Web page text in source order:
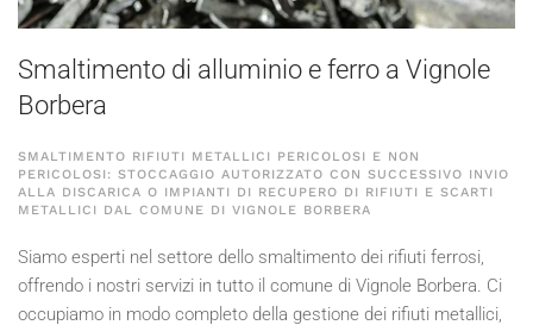
Smaltimento di alluminio e ferro a Vignole
Borbera
SMALTIMENTO RIFIUTI METALLICI PERICOLOSI E NON
PERICOLOSI: STOCCAGGIO AUTORIZZATO CON SUCCESSIVO INVIO
ALLA DISCARICA O IMPIANTI DI RECUPERO DI RIFIUTI E SCARTI
METALLICI DAL COMUNE DI VIGNOLE BORBERA
Siamo esperti nel settore dello smaltimento dei rifiuti ferrosi,
offrendo i nostri servizi in tutto il comune di Vignole Borbera. Ci
occupiamo in modo completo della gestione dei rifiuti metallici,